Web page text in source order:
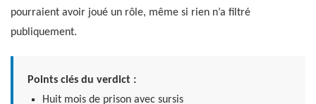
pourraient avoir joué un rôle, même si rien n’a filtré
publiquement.
Points clés du verdict :
Huit mois de prison avec sursis